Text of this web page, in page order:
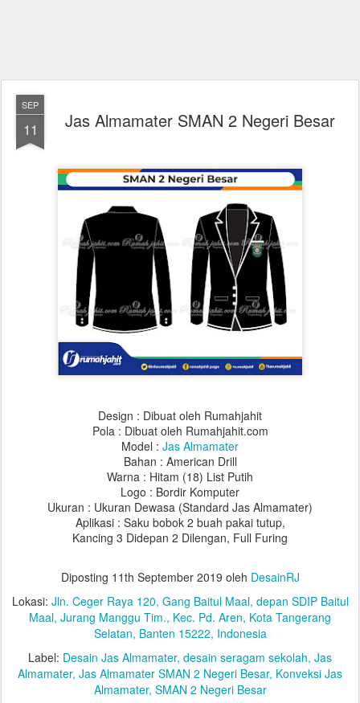
SEP
11 Jas Almamater SMAN 2 Negeri Besar
Design : Dibuat oleh Rumahjahit
Pola : Dibuat oleh Rumahjahit.com
Model : Jas Almamater
Bahan : American Drill
Warna : Hitam (18) List Putih
Logo : Bordir Komputer
Ukuran : Ukuran Dewasa (Standard Jas Almamater)
Aplikasi : Saku bobok 2 buah pakai tutup,
Kancing 3 Didepan 2 Dilengan, Full Furing
Diposting 11th September 2019 oleh DesainRJ
Lokasi: Jln. Ceger Raya 120, Gang Baitul Maal, depan SDIP Baitul
Maal, Jurang Manggu Tim., Kec. Pd. Aren, Kota Tangerang
Selatan, Banten 15222, Indonesia
Label: Desain Jas Almamater desain seragam sekolah Jas
Almamater Jas Almamater SMAN 2 Negeri Besar Konveksi Jas
Almamater SMAN 2 Negeri Besar